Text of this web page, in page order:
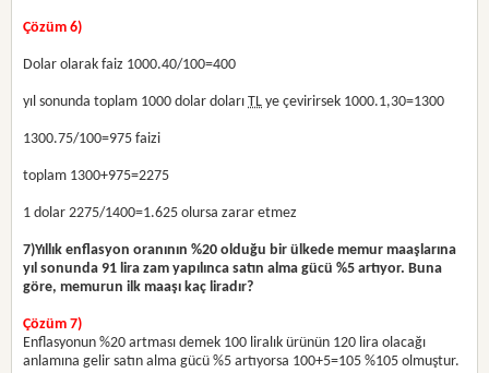
Çözüm 6)
Dolar olarak faiz 1000.40/100=400
yıl sonunda toplam 1000 dolar dolarıTL ye çevirirsek 1000.1,30=1300
1300.75/100=975 faizi
toplam 1300+975=2275
1 dolar 2275/1400=1.625 olursa zarar etmez
7)Yıllık enflasyon oranının %20 olduğu bir ülkede memur maaşlarına
yıl sonunda 91 lira zam yapılınca satın alma gücü %5 artıyor. Buna
göre, memurun ilk maaşı kaç liradır?
Çözüm 7)
Enflasyonun %20 artması demek 100 liralık ürünün 120 lira olacağı
anlamına gelir satın alma gücü %5 artıyorsa 100+5=105 %105 olmuştur.